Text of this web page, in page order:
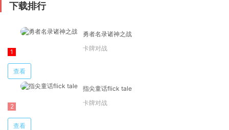
下载排行
勇者名录诸神之战
卡牌对战
查看
指尖童话flick tale
卡牌对战
查看